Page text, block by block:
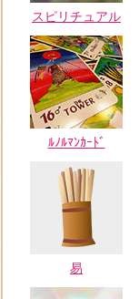
スピリチュアル
ﾙﾉﾙﾏﾝｶｰﾄﾞ
易